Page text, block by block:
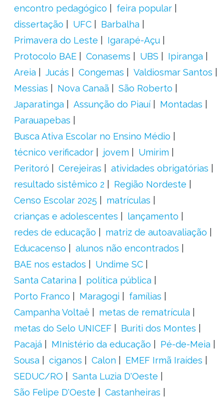
encontro pedagógico
feira popular
dissertação
UFC
Barbalha
Primavera do Leste
Igarapé-Açu
Protocolo BAE
Conasems UBS
Ipiranga
Areia
Jucás Congemas
Valdiosmar Santos
Messias
Nova Canaã
São Roberto
Japaratinga
Assunção do Piauí
Montadas
Parauapebas
Busca Ativa Escolar no Ensino Médio
técnico verificador
jovem
Umirim
Peritoró
Cerejeiras
atividades obrigatórias
resultado sistêmico 2
Região Nordeste
Censo Escolar 2025
matrículas
crianças e adolescentes
lançamento
redes de educação
matriz de autoavaliação
Educacenso
alunos não encontrados
BAE nos estados
Undime SC
Santa Catarina
política pública
Porto Franco
Maragogi
famílias
Campanha Voltaê
metas de rematrícula
metas do Selo UNICEF
Buriti dos Montes
Pacajá
MInistério da educação
Pé-de-Meia
Sousa
ciganos Calon
EMEF Irmã Iraídes
SEDUC/RO
Santa Luzia D'Oeste
São Felipe D'Oeste
Castanheiras